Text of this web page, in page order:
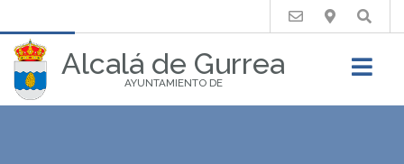
Alcalá de Gurrea
AYUNTAMIENTO DE
Buscar